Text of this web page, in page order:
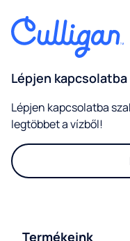
Lépjen
Lépjen kapcsolatba
legtöbbet a vízből!
Termékeink